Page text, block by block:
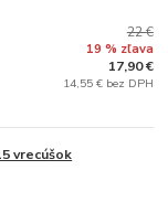
22 €
19 % zľava
17,90 €
14,55 € bez DPH
vrecúšok